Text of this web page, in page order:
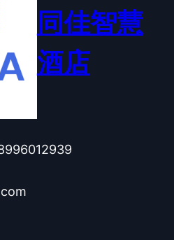
同佳智慧
酒店